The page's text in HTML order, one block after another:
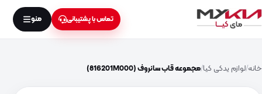
تماس با پشتیبانی منو
خانه لوازم یدکی کیا مجموعه قاب سانروف (816201M000)